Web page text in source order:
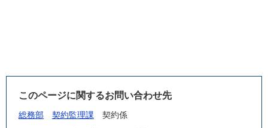
このページに関するお問い合わせ先
総務部 契約監理課
契約係